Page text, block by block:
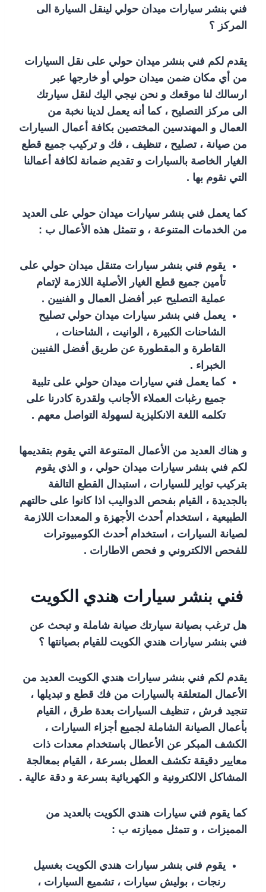
فني بنشر سيارات ميدان حولي لينقل السيارة الى
المركز ؟
يقدم لكم فني بنشر ميدان حولي على نقل السيارات
من أي مكان ضمن ميدان حولي أو خارجها عبر
ارسالك لنا موقعك و نحن نيجي اليك لنقل سيارتك
الى مركز التصليح ، كما أنه يعمل لدينا نخبة من
العمال و المهندسين المختصين بكافة أعمال السيارات
من صيانة ، تصليح ، تنظيف ، فك و تركيب جميع قطع
الغيار الخاصة بالسيارات و تقديم ضمانة لكافة أعمالنا
التي نقوم بها .
كما يعمل فني بنشر سيارات ميدان حولي على العديد
من الخدمات المتنوعة ، و تتمثل هذه الأعمال ب :
يقوم فني بنشر سيارات متنقل ميدان حولي على
تأمين جميع قطع الغيار الأصلية اللازمة لإتمام
عملية التصليح عبر أفضل العمال و الفنيين .
يعمل فني بنشر سيارات ميدان حولي تصليح
الشاحنات الكبيرة ، الوانيت ، الشاحنات ،
القاطرة و المقطورة عن طريق أفضل الفنيين
الخبراء .
كما يعمل فني سيارات ميدان حولي على تلبية
جميع رغبات العملاء الأجانب ولقدرة كادرنا على
تكلمه اللغة الانكليزية لسهولة التواصل معهم .
و هناك العديد من الأعمال المتنوعة التي يقوم بتقديمها
لكم فني بنشر سيارات ميدان حولي ، و الذي يقوم
بتركيب تواير للسيارات ، استبدال القطع التالفة
بالجديدة ، القيام بفحص الدواليب اذا كانوا على حالتهم
الطبيعية ، استخدام أحدث الأجهزة و المعدات اللازمة
لصيانة السيارات ، استخدام أحدث الكومبيوترات
للفحص الالكتروني و فحص الاطارات .
فني بنشر سيارات هندي الكويت
هل ترغب بصيانة سيارتك صيانة شاملة و تبحث عن
فني بنشر سيارات هندي الكويت للقيام بصيانتها ؟
يقدم لكم فني بنشر سيارات هندي الكويت العديد من
الأعمال المتعلقة بالسيارات من فك قطع و تبديلها ،
تنجيد فرش ، تنظيف السيارات بعدة طرق ، القيام
بأعمال الصيانة الشاملة لجميع أجزاء السيارات ،
الكشف المبكر عن الأعطال باستخدام معدات ذات
معايير دقيقة تكشف العطل بسرعة ، القيام بمعالجة
المشاكل الالكترونية و الكهربائية بسرعة و دقة عالية .
كما يقوم فني سيارات هندي الكويت بالعديد من
المميزات ، و تتمثل مميازته ب :
يقوم فني بنشر سيارات هندي الكويت بغسيل
رنجات ، بوليش سيارات ، تشميع السيارات ،